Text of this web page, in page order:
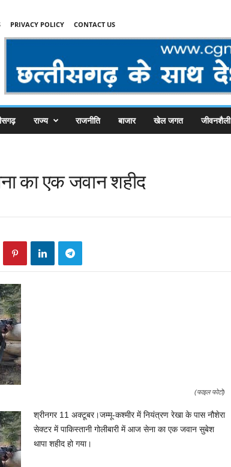
PRIVACY POLICY CONTACT US
राज्य राजनीति बाजार खेल जगत जीवनशैली
का एक जवान शहीद
(फाइल फोटो)
श्रीनगर 11 अक्टूबर।जम्‍मू-कश्‍मीर में नियंत्रण रेखा के पास नौशेरा
सेक्‍टर में पाकिस्‍तानी गोलीबारी में आज सेना का एक जवान सुबेश
थापा शहीद हो गया।